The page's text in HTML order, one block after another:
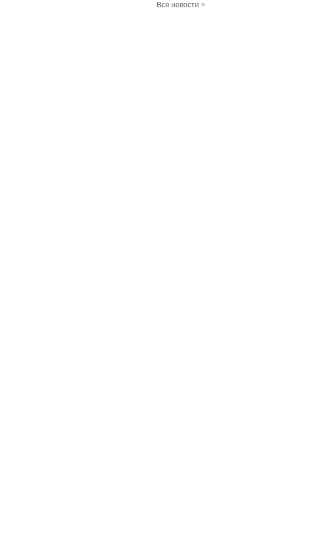
Все новости >